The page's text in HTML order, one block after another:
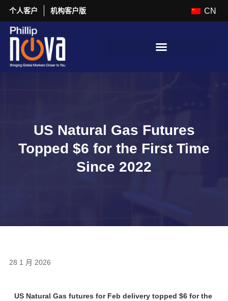
个人客户 机构客户版 CN
US Natural Gas Futures
Topped $6 for the First Time
Since 2022
28 1 月 2026
US Natural Gas futures for Feb delivery topped $6 for the